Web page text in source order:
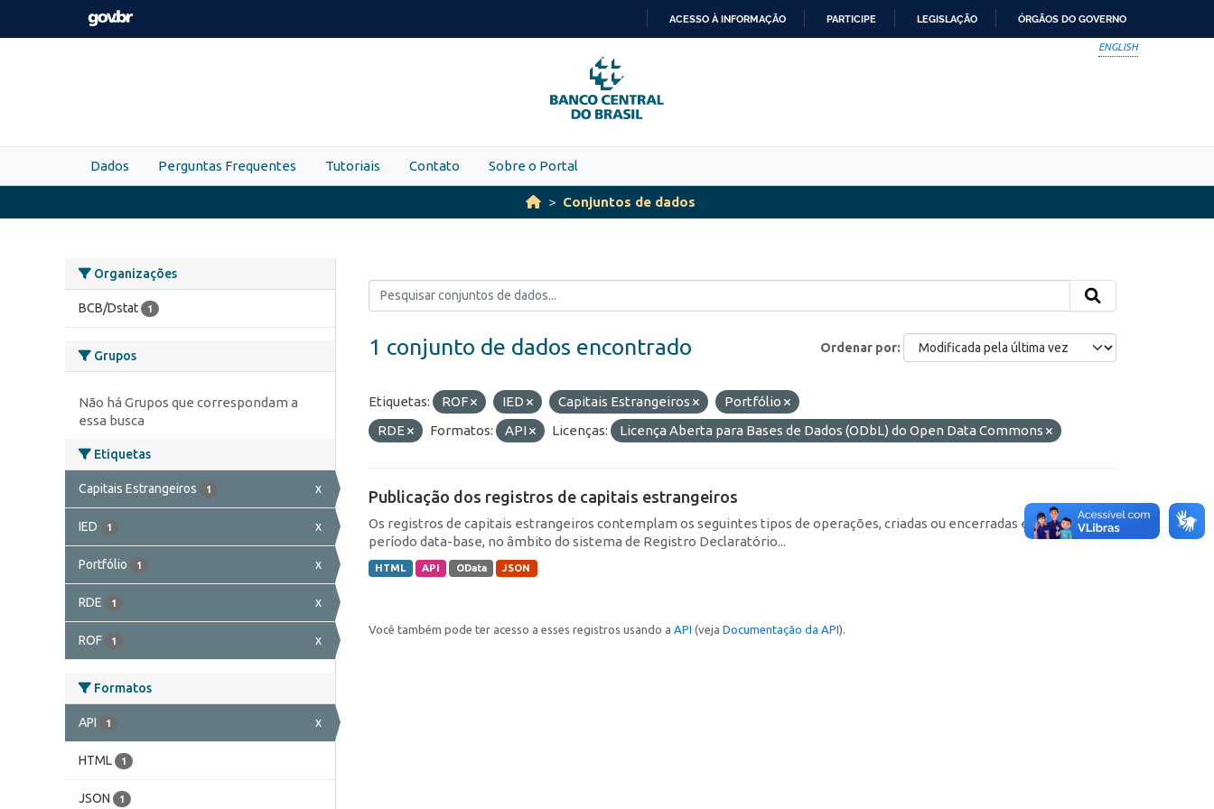
Skip to main content
PARA
O
CONTEÚDO
ACESSO À INFORMAÇÃO PARTICIPE LEGISLAÇÃO ÓRGÃOS DO GOVERNO
ENGLISH
Dados Perguntas Frequentes Tutoriais Contato Sobre o Portal
Conjuntos de dados
Organizações
BCB/Dstat 1
Grupos
Não há Grupos que correspondam a
essa busca
Etiquetas
Capitais Estrangeiros 1 x
IED 1 x
Portfólio 1 x
RDE 1 x
ROF 1 x
Formatos
API 1 x
HTML 1
JSON 1
Ordenar por
1 conjunto de dados encontrado
Etiquetas: ROF IED Capitais Estrangeiros
Portfólio
RDE
Formatos: API Licenças: Licença Aberta para Bases de Dados (ODbL) do Open Data Commons
Publicação dos registros de capitais estrangeiros
Os registros de capitais estrangeiros contemplam os seguintes tipos de operações, criadas ou encerradas em cada
período data-base, no âmbito do sistema de Registro Declaratório...
HTML API OData JSON
Você também pode ter acesso a esses registros usando a API (veja Documentação da API).